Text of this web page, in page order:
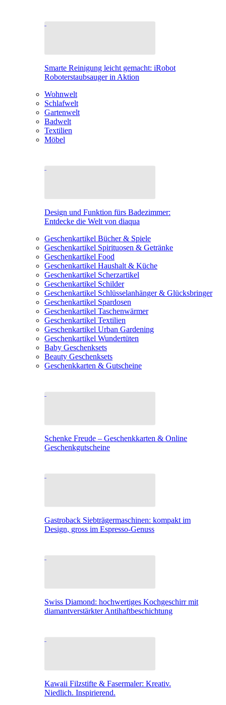
Smarte Reinigung leicht gemacht: iRobot
Roboterstaubsauger in Aktion
Wohnwelt
Schlafwelt
Gartenwelt
Badwelt
Textilien
Möbel
Design und Funktion fürs Badezimmer:
Entdecke die Welt von diaqua
Geschenkartikel Bücher & Spiele
Geschenkartikel Spirituosen & Getränke
Geschenkartikel Food
Geschenkartikel Haushalt & Küche
Geschenkartikel Scherzartikel
Geschenkartikel Schilder
Geschenkartikel Schlüsselanhänger & Glücksbringer
Geschenkartikel Spardosen
Geschenkartikel Taschenwärmer
Geschenkartikel Textilien
Geschenkartikel Urban Gardening
Geschenkartikel Wundertüten
Baby Geschenksets
Beauty Geschenksets
Geschenkkarten & Gutscheine
Schenke Freude – Geschenkkarten & Online
Geschenkgutscheine
Gastroback Siebträgermaschinen: kompakt im
Design, gross im Espresso-Genuss
Swiss Diamond: hochwertiges Kochgeschirr mit
diamantverstärkter Antihaftbeschichtung
Kawaii Filzstifte & Fasermaler: Kreativ.
Niedlich. Inspirierend.